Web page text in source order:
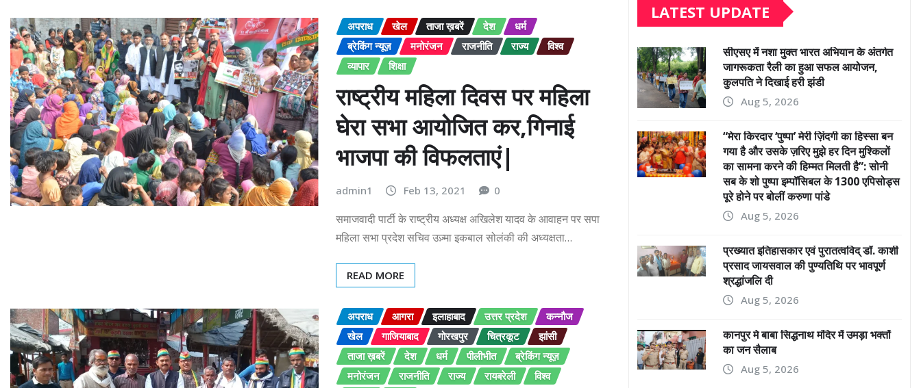
अपराध खेल ताजा ख़बरें देश
धर्म
ब्रेकिंग न्यूज़
मनोरंजन राजनीति राज्य
विश्व
व्यापार
शिक्षा
राष्ट्रीय महिला दिवस पर महिला
घेरा सभा आयोजित कर,गिनाई
भाजपा की विफलताएं|
admin1 Feb 13, 2021 0
समाजवादी पार्टी के राष्ट्रीय अध्यक्ष अखिलेश यादव के आवाहन पर सपा
महिला सभा प्रदेश सचिव उज़्मा इकबाल सोलंकी की अध्यक्षता…
READ MORE
अपराध आगरा इलाहाबाद उत्तर प्रदेश
कन्नौज
खेल
गाजियाबाद गोरखपुर चित्रकूट
झांसी
ताजा ख़बरें
देश धर्म पीलीभीत
ब्रेकिंग न्यूज़
मनोरंजन
राजनीति राज्य रायबरेली
विश्व
LATEST UPDATE
सीएसए में नशा मुक्त भारत अभियान के अंतर्गत
जागरूकता रैली का हुआ सफल आयोजन,
कुलपति ने दिखाई हरी झंडी
Aug 5, 2026
“मेरा किरदार ‘पुष्पा’ मेरी ज़िंदगी का हिस्सा बन
गया है और उसके ज़रिए मुझे हर दिन मुश्किलों
का सामना करने की हिम्मत मिलती है”: सोनी
सब के शो पुष्पा इम्पॉसिबल के 1300 एपिसोड्स
पूरे होने पर बोलीं करुणा पांडे
Aug 5, 2026
प्रख्यात इतिहासकार एवं पुरातत्वविद् डॉ. काशी
प्रसाद जायसवाल की पुण्यतिथि पर भावपूर्ण
श्रद्धांजलि दी
Aug 5, 2026
कानपुर मे बाबा सिद्धनाथ मंदिर में उमड़ा भक्तों
का जन सैलाब
Aug 5, 2026